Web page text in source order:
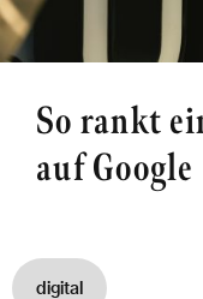
So rankt
auf Google
digital